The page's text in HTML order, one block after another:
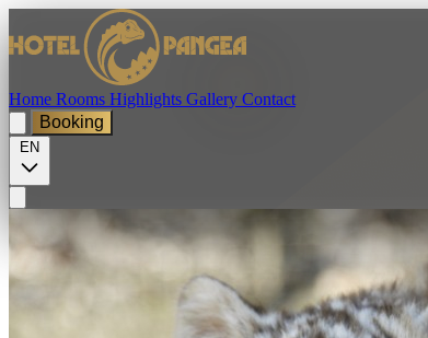
Home Rooms Highlights Gallery Contact
Booking
EN